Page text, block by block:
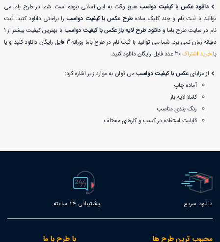
دانلود عکس با کیفیت دواسب هیچ وقت به این آسانی نبوده است. شما در طرح باما می
توانید با ثبت نام و چند کلیک ساده طرح عکس با کیفیت دواسب را براحتی دانلود کنید. ثبت
نام در سایت طرح باما و دانلود طرح لایه باز عکس با کیفیت دواسب
با بهترین کیفیت بیشتر از 1
دقیقه زمان نمی برد. شما می توانید با ثبت نام در طرح باما روزانه 3 فایل رایگان دانلود کنید و یا
باخرید اشتراک30 عدد فایل رایگان دانلود کنید.
از مزایایعکس با کیفیت دواسبمی توان به موارد زیر اشاره کرد:
آماده چاپ
کاملا لایه باز
رنگ بندی مناسب
قابلیت استفاده در کسب و کارهای مختلف
دانلود سریع پشتیبانی 24 ساعته
محبوب ترین طرح ها با طرح با ما